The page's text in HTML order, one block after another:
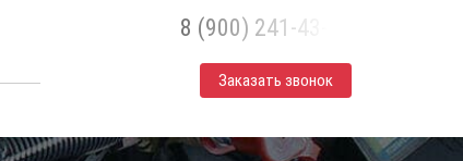
8 (900) 241-43-30
Заказать звонок